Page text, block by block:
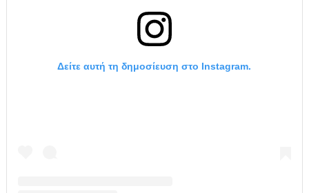
Δείτε αυτή τη δημοσίευση στο Instagram.